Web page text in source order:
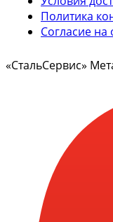
Политика
Согласие
«СтальСервис»